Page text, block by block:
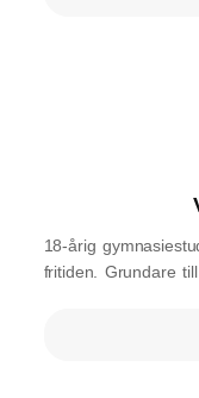
18-årig
fritiden. Grundare